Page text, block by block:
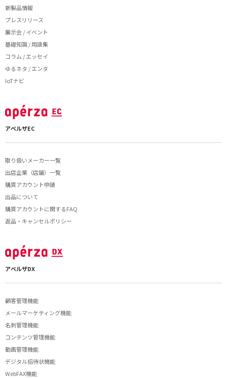
新製品情報
プレスリリース
展示会 / イベント
基礎知識 / 用語集
コラム / エッセイ
ゆるネタ / エンタ
IoTナビ
アペルザEC
取り扱いメーカー一覧
出店企業（店舗）一覧
購買アカウント申請
出品について
購買アカウントに関するFAQ
返品・キャンセルポリシー
アペルザDX
顧客管理機能
メールマーケティング機能
名刺管理機能
コンテンツ管理機能
動画管理機能
デジタル招待状機能
WebFAX機能